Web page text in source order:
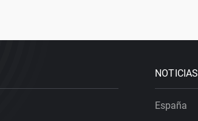
NOTICIAS
España